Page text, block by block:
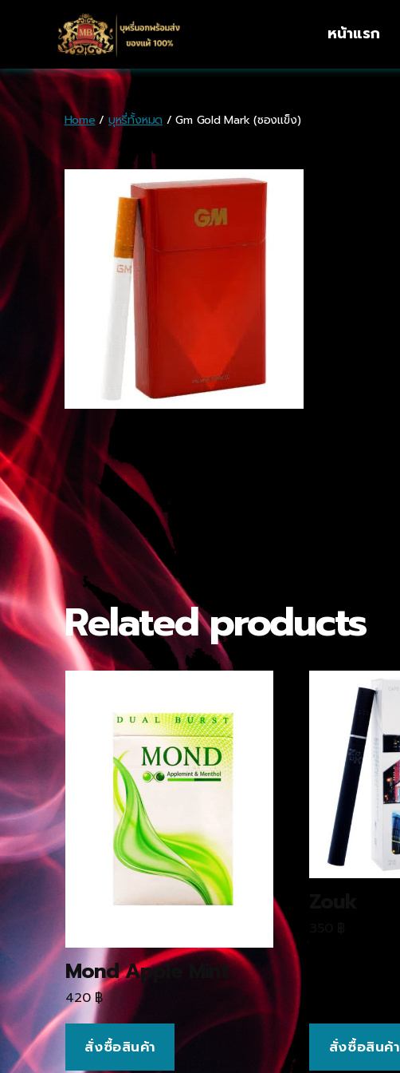
หน้าแรก
Home / บุหรี่ทั้งหมด / Gm Gold Mark (ซองแข็ง)
Related products
Mond Apple Mint
420฿
สั่งซื้อสินค้า สั่งซื้อสินค้า